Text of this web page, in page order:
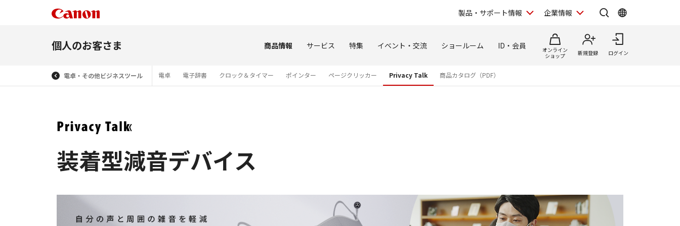
製品・サポート情報 企業情報
個人のお客さま 商品情報 サービス 特集 イベント・交流 ショールーム ID・会員
オンライン
ショップ
新規登録 ログイン
電卓・その他ビジネスツール 電卓 電子辞書 クロック＆タイマー ポインター ページクリッカー Privacy Talk 商品カタログ（PDF）
装着型減音デバイス